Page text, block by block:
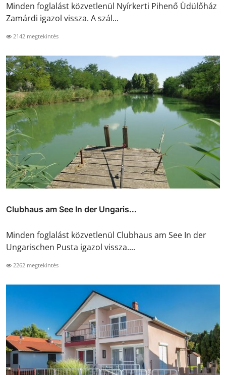
Minden foglalást közvetlenül Nyírkerti Pihenő Üdülőház
Zamárdi igazol vissza. A szál...
2142 megtekintés
Clubhaus am See In der Ungaris...
Minden foglalást közvetlenül Clubhaus am See In der
Ungarischen Pusta igazol vissza....
2262 megtekintés